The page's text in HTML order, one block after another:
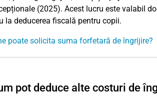
(2025). Acest lucru este valabil
la deducerea fiscală pentru copii.
poate solicita suma forfetară de îngrijire?
pot deduce alte costuri de